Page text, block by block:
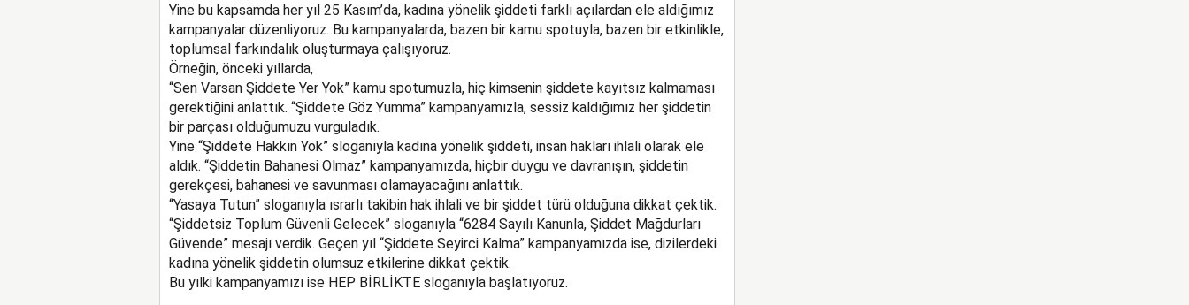
Yine bu kapsamda her yıl 25 Kasım’da, kadına yönelik şiddeti farklı açılardan ele aldığımız
kampanyalar düzenliyoruz. Bu kampanyalarda, bazen bir kamu spotuyla, bazen bir etkinlikle,
toplumsal farkındalık oluşturmaya çalışıyoruz.
Örneğin, önceki yıllarda,
“Sen Varsan Şiddete Yer Yok” kamu spotumuzla, hiç kimsenin şiddete kayıtsız kalmaması
gerektiğini anlattık. “Şiddete Göz Yumma” kampanyamızla, sessiz kaldığımız her şiddetin
bir parçası olduğumuzu vurguladık.
Yine “Şiddete Hakkın Yok” sloganıyla kadına yönelik şiddeti, insan hakları ihlali olarak ele
aldık. “Şiddetin Bahanesi Olmaz” kampanyamızda, hiçbir duygu ve davranışın, şiddetin
gerekçesi, bahanesi ve savunması olamayacağını anlattık.
“Yasaya Tutun” sloganıyla ısrarlı takibin hak ihlali ve bir şiddet türü olduğuna dikkat çektik.
“Şiddetsiz Toplum Güvenli Gelecek” sloganıyla “6284 Sayılı Kanunla, Şiddet Mağdurları
Güvende” mesajı verdik. Geçen yıl “Şiddete Seyirci Kalma” kampanyamızda ise, dizilerdeki
kadına yönelik şiddetin olumsuz etkilerine dikkat çektik.
Bu yılki kampanyamızı ise HEP BİRLİKTE sloganıyla başlatıyoruz.